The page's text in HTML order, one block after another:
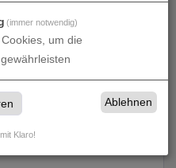
(immer notwendig)
um die
Ablehnen
Klaro!